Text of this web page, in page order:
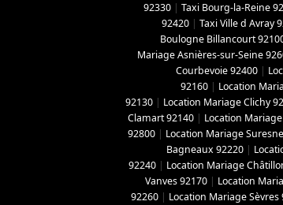
92330 | Taxi Bourg-la-Reine
92420 | Taxi Ville d Avray
Boulogne Billancourt
Mariage Asnières-sur-Seine
Courbevoie 92400 |
92160 | Location
92130 | Location Mariage Clichy
Clamart 92140 | Location
92800 | Location Mariage
Bagneaux 92220 |
92240 | Location Mariage
Vanves 92170 | Location
92260 | Location Mariage Sèvres